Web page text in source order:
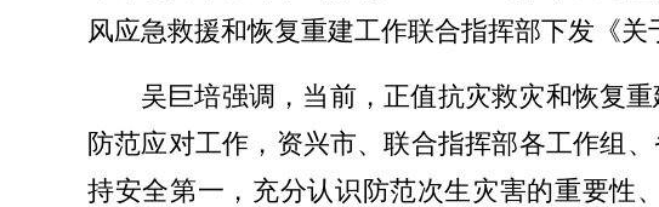
风应急救援和恢复重建工作联合指挥部下发《
吴巨培强调，当前，正值抗灾救灾和恢复
防范应对工作，资兴市、联合指挥部各工作组
持安全第一，充分认识防范次生灾害的重要性